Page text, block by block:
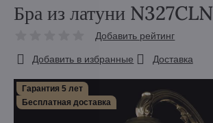
Гарантия 5 лет
Бесплатная доставка
Бра из латуни N327CLN
Добавить рейтинг
Добавить в избранные Доставка